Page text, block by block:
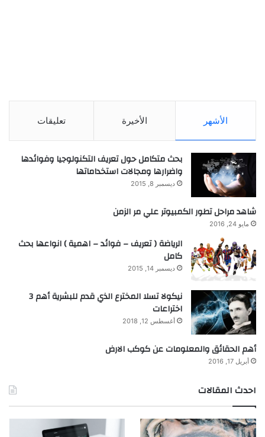
الأشهر الأخيرة تعليقات
بحث متكامل حول تعريف التكنولوجيا وفوائدها
واضرارها ومجالات استخداماتها
ديسمبر 8, 2015
شاهد مراحل تطور الكمبيوتر علي مر الزمن
مايو 24, 2016
الرياضة ( تعريف – فوائد – اهمية ) انواعها بحث
كامل
ديسمبر 14, 2015
نيكولا تسلا المخترع الذي قدم للبشرية أهم 3
اختراعات
أغسطس 12, 2018
أهم الحقائق والمعلومات عن كوكب الارض
أبريل 17, 2016
احدث المقالات